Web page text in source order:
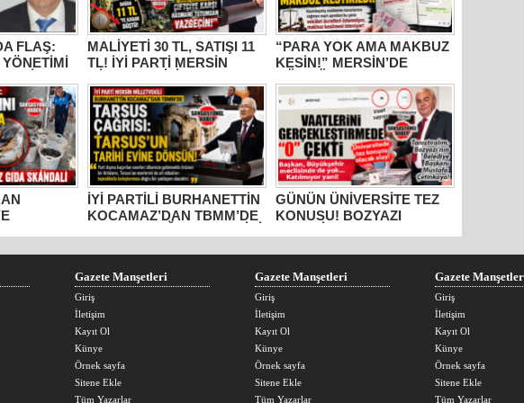
FLAŞ:
YENİ
MALİYETİ 30 TL, SATIŞI 11
TL! İYİ PARTİ MERSİN
MİLLETVEKİLİ
BURHANETTİN
KOCAMAZ’DAN İKTİDARA
“ÜZÜM” TEPKİSİ: “BU
KADAR VİCDANSIZLIK
YAPMAYIN!”
“PARA YOK AMA MAKBUZ
KESİN!” MERSİN’DE
GÜMRÜKTE SKANDAL
YAZIŞMALAR!
İYİ PARTİLİ BURHANETTİN
KOCAMAZ’DAN TBMM’DE
TARSUS ÇAĞRISI: “TARİHİ
ESERLER AİT OLDUĞU
TOPRAKLARA DÖNMELİ!”
GÜNÜN ÜNİVERSİTE TEZ
KONUSU! BOZYAZI
BELEDİYE BAŞKANI
MUSTAFA ÇETİNKAYA’NIN
2 YILLIK KARNESİ
SIFIR ÇEKTİ”
Gazete Manşetleri
Giriş
İletişim
Kayıt Ol
Künye
Örnek sayfa
Sitene Ekle
Tüm Yazarlar
Gazete Manşetleri
Giriş
İletişim
Kayıt Ol
Künye
Örnek sayfa
Sitene Ekle
Tüm Yazarlar
Gazete
Giriş
İletişim
Kayıt Ol
Künye
Örnek sayfa
Sitene Ekle
Tüm Yazarlar